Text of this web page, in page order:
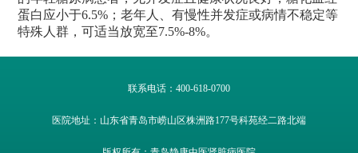
蛋白应小于6.5%；老年人、有慢性并发症或病情不稳定等
特殊人群，可适当放宽至7.5%-8%。
联系电话：400-618-0700
医院地址：山东省青岛市崂山区株洲路177号科苑经二路北端